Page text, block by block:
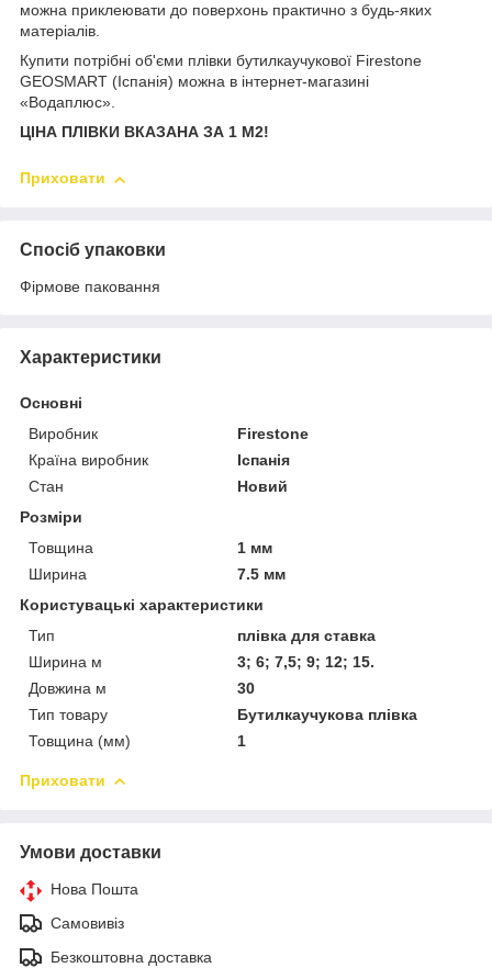
можна приклеювати до поверхонь практично з будь-яких
матеріалів.
Купити потрібні об'єми плівки бутилкаучукової Firestone
GEOSMART (Іспанія) можна в інтернет-магазині
«Водаплюс».
ЦІНА ПЛІВКИ ВКАЗАНА ЗА 1 М2!
Приховати
Спосіб упаковки
Фірмове паковання
Характеристики
Основні
Виробник
Firestone
Країна виробник
Іспанія
Стан
Новий
Розміри
Товщина
1 мм
Ширина
7.5 мм
Користувацькі характеристики
Тип
плівка для ставка
Ширина м
3; 6; 7,5; 9; 12; 15.
Довжина м
30
Тип товару
Бутилкаучукова плівка
Товщина (мм)
1
Приховати
Умови доставки
Нова Пошта
Самовивіз
Безкоштовна доставка